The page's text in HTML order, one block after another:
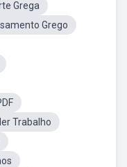
Grega
Grego
Trabalho